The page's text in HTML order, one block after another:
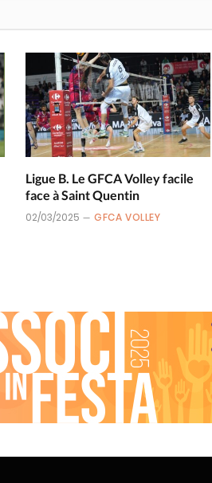
Ligue B. Le GFCA Volley facile
face à Saint Quentin
02/03/2025 GFCA VOLLEY